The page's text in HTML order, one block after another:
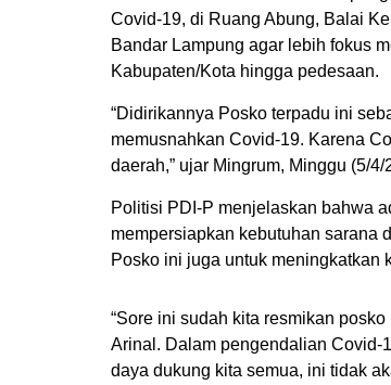
Covid-19, di Ruang Abung, Balai
Bandar Lampung agar lebih fokus
Kabupaten/Kota hingga pedesaan.
“Didirikannya Posko terpadu ini
memusnahkan Covid-19. Karena
daerah,” ujar Mingrum, Minggu (5/4/
Politisi PDI-P menjelaskan bahwa
mempersiapkan kebutuhan sarana
Posko ini juga untuk meningkatkan
“Sore ini sudah kita resmikan
Arinal. Dalam pengendalian Covid-
daya dukung kita semua, ini tidak